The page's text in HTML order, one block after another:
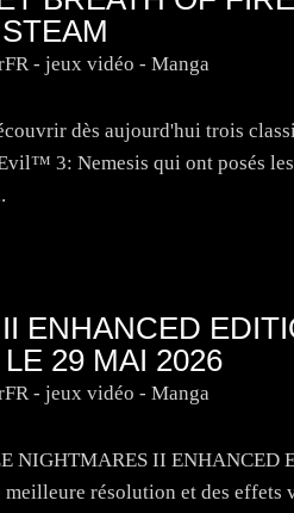
- jeux vidéo - Manga
dès aujourd'hui trois
3: Nemesis qui ont posés les
ENHANCED
29 MAI 2026
- jeux vidéo - Manga
NIGHTMARES II ENHANCED
résolution et des effets